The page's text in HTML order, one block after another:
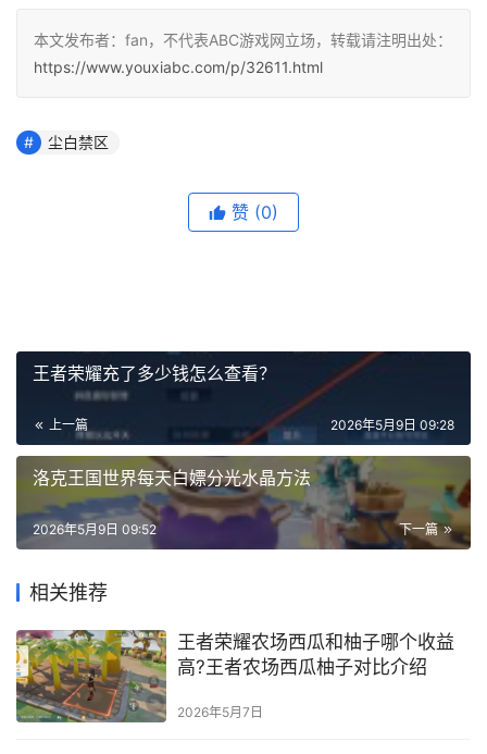
本文发布者：fan，不代表ABC游戏网立场，转载请注明出处：
https://www.youxiabc.com/p/32611.html
尘白禁区
赞 (0)
王者荣耀充了多少钱怎么查看？
上一篇 2026年5月9日 09:28
洛克王国世界每天白嫖分光水晶方法
下一篇
2026年5月9日 09:52
相关推荐
王者荣耀农场西瓜和柚子哪个收益
高?王者农场西瓜柚子对比介绍
2026年5月7日